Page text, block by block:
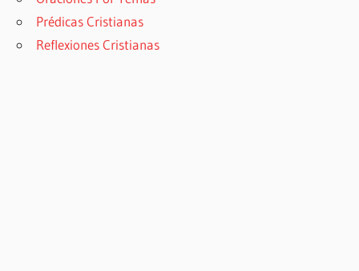
Prédicas Cristianas
Reflexiones Cristianas